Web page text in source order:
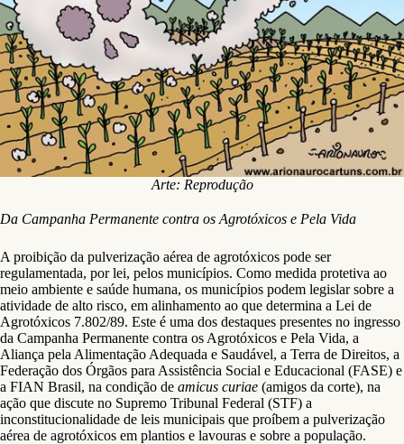
Arte: Reprodução
Da Campanha Permanente contra os Agrotóxicos e Pela Vida
A proibição da pulverização aérea de agrotóxicos pode ser
regulamentada, por lei, pelos municípios. Como medida protetiva ao
meio ambiente e saúde humana, os municípios podem legislar sobre a
atividade de alto risco, em alinhamento ao que determina a Lei de
Agrotóxicos 7.802/89. Este é uma dos destaques presentes no ingresso
da Campanha Permanente contra os Agrotóxicos e Pela Vida, a
Aliança pela Alimentação Adequada e Saudável, a Terra de Direitos, a
Federação dos Órgãos para Assistência Social e Educacional (FASE) e
a FIAN Brasil, na condição de amicus curiae (amigos da corte), na
ação que discute no Supremo Tribunal Federal (STF) a
inconstitucionalidade de leis municipais que proíbem a pulverização
aérea de agrotóxicos em plantios e lavouras e sobre a população.